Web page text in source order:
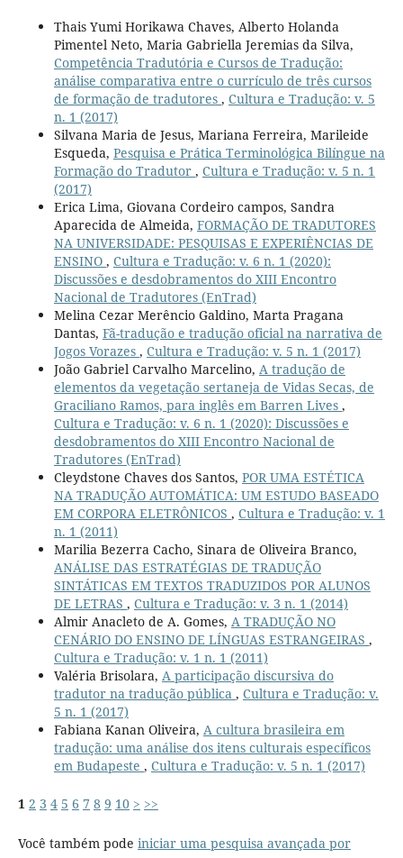
Thais Yumi Horikawa Chaves, Alberto Holanda
Pimentel Neto, Maria Gabriella Jeremias da Silva,
Competência Tradutória e Cursos de Tradução:
análise comparativa entre o currículo de três cursos
de formação de tradutores , Cultura e Tradução: v. 5
n. 1 (2017)
Silvana Maria de Jesus, Mariana Ferreira, Marileide
Esqueda, Pesquisa e Prática Terminológica Bilíngue na
Formação do Tradutor , Cultura e Tradução: v. 5 n. 1
(2017)
Erica Lima, Giovana Cordeiro campos, Sandra
Aparecida de Almeida, FORMAÇÃO DE TRADUTORES
NA UNIVERSIDADE: PESQUISAS E EXPERIÊNCIAS DE
ENSINO , Cultura e Tradução: v. 6 n. 1 (2020):
Discussões e desdobramentos do XIII Encontro
Nacional de Tradutores (EnTrad)
Melina Cezar Merêncio Galdino, Marta Pragana
Dantas, Fã-tradução e tradução oficial na narrativa de
Jogos Vorazes , Cultura e Tradução: v. 5 n. 1 (2017)
João Gabriel Carvalho Marcelino, A tradução de
elementos da vegetação sertaneja de Vidas Secas, de
Graciliano Ramos, para inglês em Barren Lives ,
Cultura e Tradução: v. 6 n. 1 (2020): Discussões e
desdobramentos do XIII Encontro Nacional de
Tradutores (EnTrad)
Cleydstone Chaves dos Santos, POR UMA ESTÉTICA
NA TRADUÇÃO AUTOMÁTICA: UM ESTUDO BASEADO
EM CORPORA ELETRÔNICOS , Cultura e Tradução: v. 1
n. 1 (2011)
Marilia Bezerra Cacho, Sinara de Oliveira Branco,
ANÁLISE DAS ESTRATÉGIAS DE TRADUÇÃO
SINTÁTICAS EM TEXTOS TRADUZIDOS POR ALUNOS
DE LETRAS , Cultura e Tradução: v. 3 n. 1 (2014)
Almir Anacleto de A. Gomes, A TRADUÇÃO NO
CENÁRIO DO ENSINO DE LÍNGUAS ESTRANGEIRAS ,
Cultura e Tradução: v. 1 n. 1 (2011)
Valéria Brisolara, A participação discursiva do
tradutor na tradução pública , Cultura e Tradução: v.
5 n. 1 (2017)
Fabiana Kanan Oliveira, A cultura brasileira em
tradução: uma análise dos itens culturais específicos
em Budapeste , Cultura e Tradução: v. 5 n. 1 (2017)
1 2 3 4 5 6 7 8 9 10 > >>
Você também pode iniciar uma pesquisa avançada por